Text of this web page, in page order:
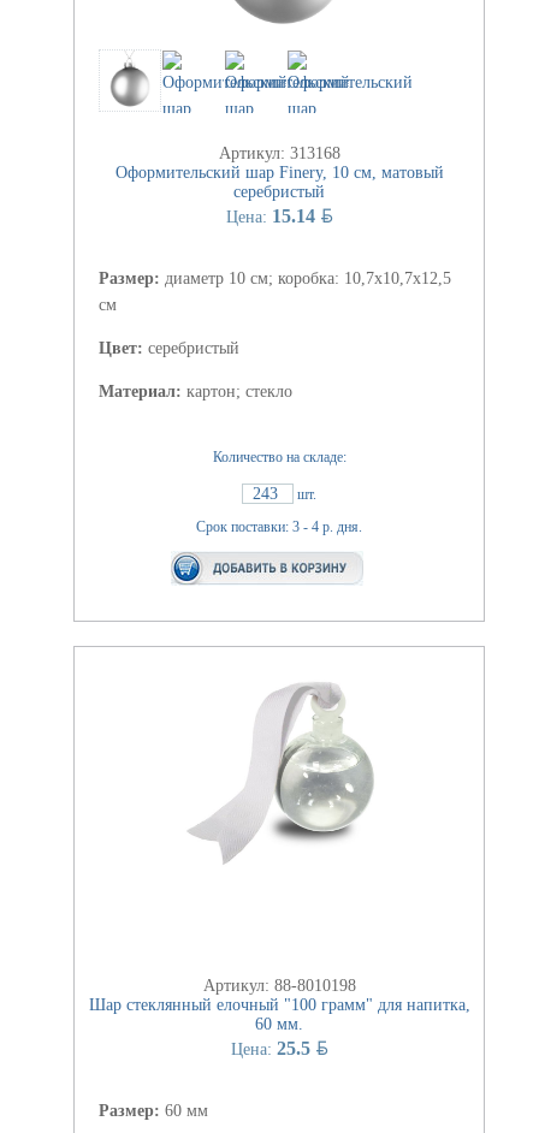
Артикул: 313168
Оформительский шар Finery, 10 см, матовый
серебристый
Цена: 15.14 BYN
Размер: диаметр 10 см; коробка: 10,7х10,7х12,5
см
Цвет: серебристый
Материал: картон; стекло
Количество на складе:
243
шт.
Срок поставки: 3 - 4 р. дня.
Артикул: 88-8010198
Шар стеклянный елочный "100 грамм" для напитка,
60 мм.
Цена: 25.5 BYN
Размер: 60 мм